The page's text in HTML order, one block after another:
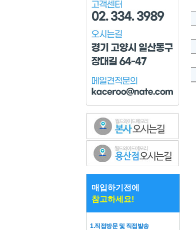
매입하기전에
참고하세요!
1.직접방문 및 직접발송